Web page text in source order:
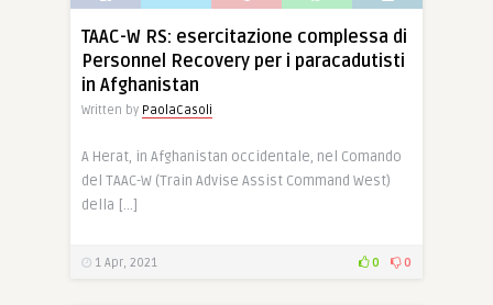
TAAC-W RS: esercitazione complessa di
Personnel Recovery per i paracadutisti
in Afghanistan
Written by PaolaCasoli
A Herat, in Afghanistan occidentale, nel Comando
del TAAC-W (Train Advise Assist Command West)
della […]
1 Apr, 2021 0 0